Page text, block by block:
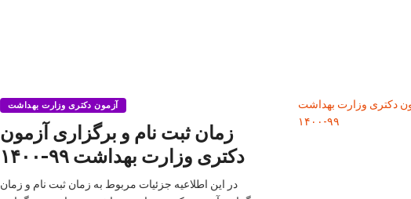
آزمون دکتری وزارت بهداشت
زمان ثبت نام و برگزاری آزمون
دکتری وزارت بهداشت ۹۹-۱۴۰۰
در این اطلاعیه جزئیات مربوط به زمان ثبت نام و زمان